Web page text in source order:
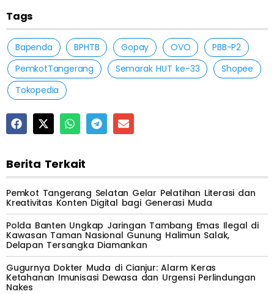
Tags
Bapenda BPHTB Gopay OVO
PBB-P2
PemkotTangerang
Semarak HUT ke-33
Shopee
Tokopedia
Berita Terkait
Pemkot Tangerang Selatan Gelar Pelatihan Literasi dan
Kreativitas Konten Digital bagi Generasi Muda
Polda Banten Ungkap Jaringan Tambang Emas Ilegal di
Kawasan Taman Nasional Gunung Halimun Salak,
Delapan Tersangka Diamankan
Gugurnya Dokter Muda di Cianjur: Alarm Keras
Ketahanan Imunisasi Dewasa dan Urgensi Perlindungan
Nakes